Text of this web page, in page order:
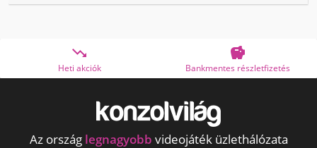
Bankmentes részletfizetés
Az ország legnagyobb videojáték üzlethálózata